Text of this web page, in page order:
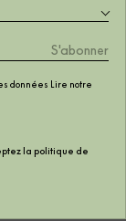
Sta María,
données Lire notre
la politique de